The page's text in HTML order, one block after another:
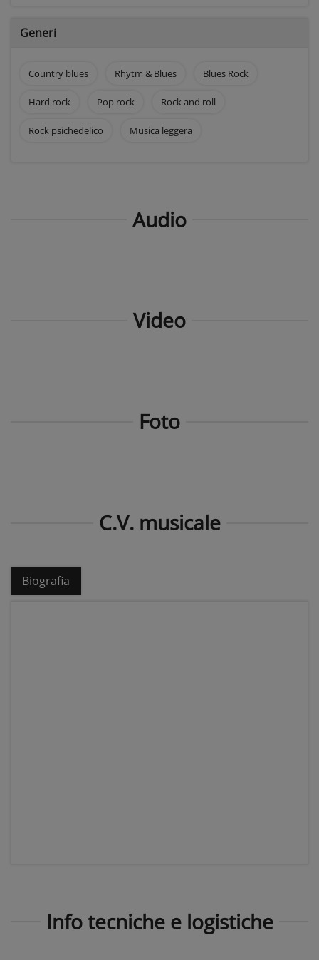
Generi
Country blues Rhytm & Blues Blues Rock
Hard rock Pop rock Rock and roll
Rock psichedelico Musica leggera
Audio
Video
Foto
C.V. musicale
Biografia
Info tecniche e logistiche